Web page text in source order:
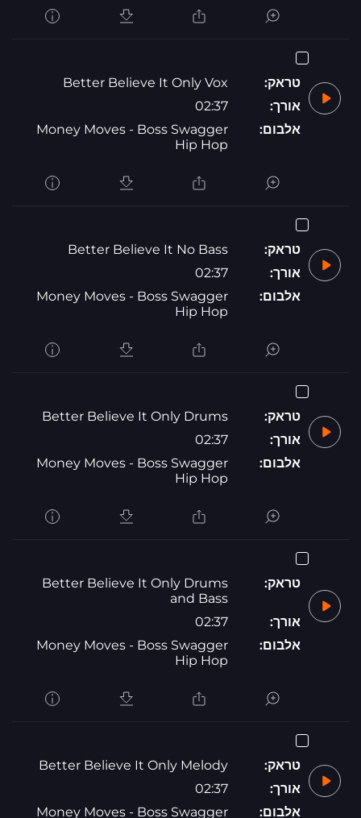
טראק:
Better Believe It Only Vox
אורך:
02:37
אלבום:
Money Moves - Boss Swagger
Hip Hop
טראק:
Better Believe It No Bass
אורך:
02:37
אלבום:
Money Moves - Boss Swagger
Hip Hop
טראק:
Better Believe It Only Drums
אורך:
02:37
אלבום:
Money Moves - Boss Swagger
Hip Hop
טראק:
Better Believe It Only Drums
and Bass
אורך:
02:37
אלבום:
Money Moves - Boss Swagger
Hip Hop
טראק:
Better Believe It Only Melody
אורך:
02:37
אלבום:
Money Moves - Boss Swagger